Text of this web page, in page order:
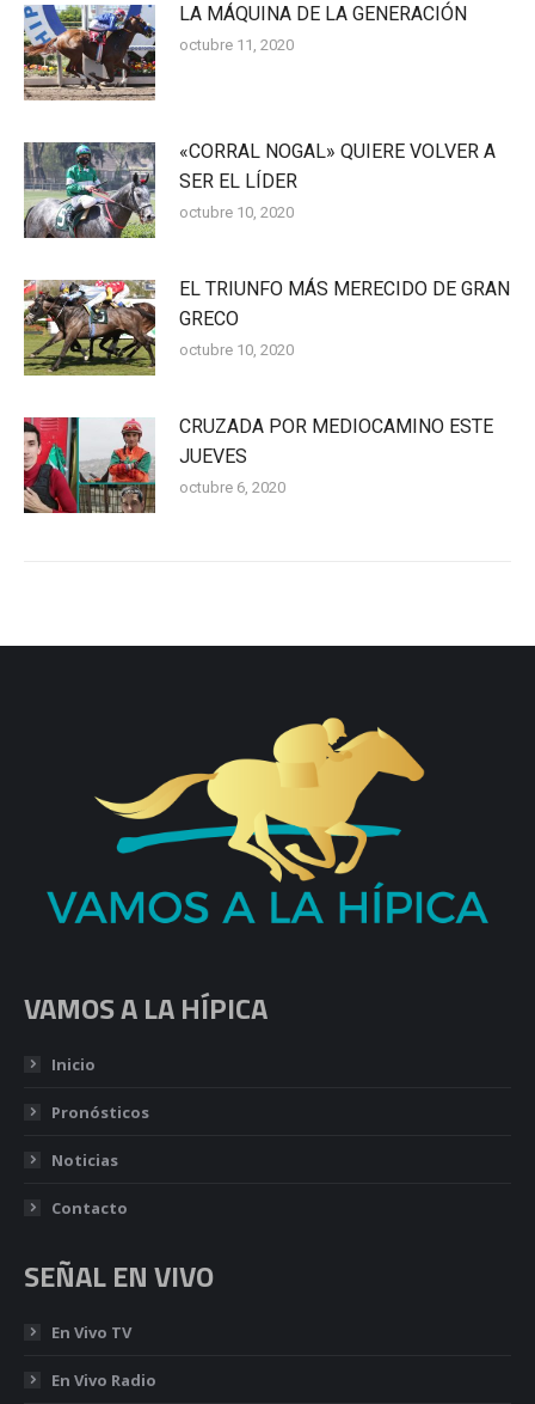
LA MÁQUINA DE LA GENERACIÓN
octubre 11, 2020
«CORRAL NOGAL» QUIERE VOLVER A
SER EL LÍDER
octubre 10, 2020
EL TRIUNFO MÁS MERECIDO DE GRAN
GRECO
octubre 10, 2020
CRUZADA POR MEDIOCAMINO ESTE
JUEVES
octubre 6, 2020
VAMOS A LA HÍPICA
Inicio
Pronósticos
Noticias
Contacto
SEÑAL EN VIVO
En Vivo TV
En Vivo Radio